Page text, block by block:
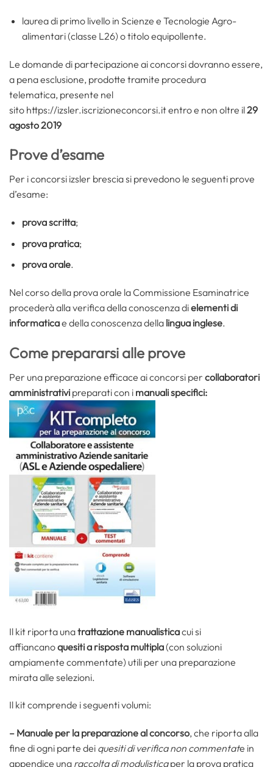
laurea di primo livello in Scienze e Tecnologie Agro-
alimentari (classe L26) o titolo equipollente.
Le domande di partecipazione ai concorsi dovranno essere,
a pena esclusione, prodotte tramite procedura
telematica, presente nel
sito https://izsler.iscrizioneconcorsi.it entro e non oltre il29
agosto 2019
Prove d’esame
Per i concorsi izsler brescia si prevedono le seguenti prove
d’esame:
prova scritta;
prova pratica;
prova orale.
Nel corso della prova orale la Commissione Esaminatrice
procederà alla verifica della conoscenza dielementi di
informaticae della conoscenza della lingua inglese.
Come prepararsi alle prove
Per una preparazione efficace ai concorsi per collaboratori
amministrativi preparati con i manuali specifici:
Il kit riporta unatrattazione manualisticacui si
affiancanoquesiti a risposta multipla(con soluzioni
ampiamente commentate) utili per una preparazione
mirata alle selezioni.
Il kit comprende i seguenti volumi:
– Manuale per la preparazione al concorso, che riporta alla
fine di ogni parte dei quesiti di verifica non commentate in
appendice una raccolta di modulisticaper la prova pratica